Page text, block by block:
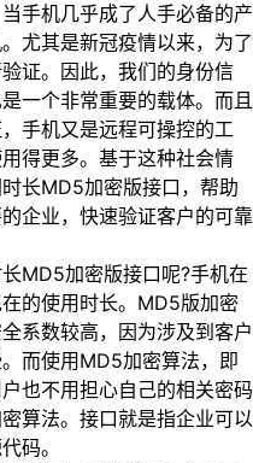
机几乎成了人手必备的产
尤其是新冠疫情以来，为了
证。因此，我们的身份信
一个非常重要的载体。而且
手机又是远程可操控的工
得更多。基于这种社会情
长MD5加密版接口，帮助
企业，快速验证客户的可靠
MD5加密版接口呢?手机在
的使用时长。MD5版加密
系数较高，因为涉及到客户
而使用MD5加密算法，即
也不用担心自己的相关密码
算法。接口就是指企业可以
码。